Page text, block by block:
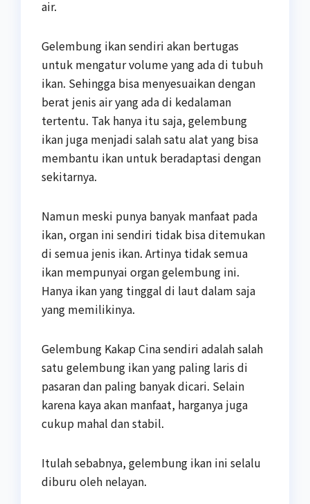
air.
Gelembung ikan sendiri akan bertugas
untuk mengatur volume yang ada di tubuh
ikan. Sehingga bisa menyesuaikan dengan
berat jenis air yang ada di kedalaman
tertentu. Tak hanya itu saja, gelembung
ikan juga menjadi salah satu alat yang bisa
membantu ikan untuk beradaptasi dengan
sekitarnya.
Namun meski punya banyak manfaat pada
ikan, organ ini sendiri tidak bisa ditemukan
di semua jenis ikan. Artinya tidak semua
ikan mempunyai organ gelembung ini.
Hanya ikan yang tinggal di laut dalam saja
yang memilikinya.
Gelembung Kakap Cina sendiri adalah salah
satu gelembung ikan yang paling laris di
pasaran dan paling banyak dicari. Selain
karena kaya akan manfaat, harganya juga
cukup mahal dan stabil.
Itulah sebabnya, gelembung ikan ini selalu
diburu oleh nelayan.